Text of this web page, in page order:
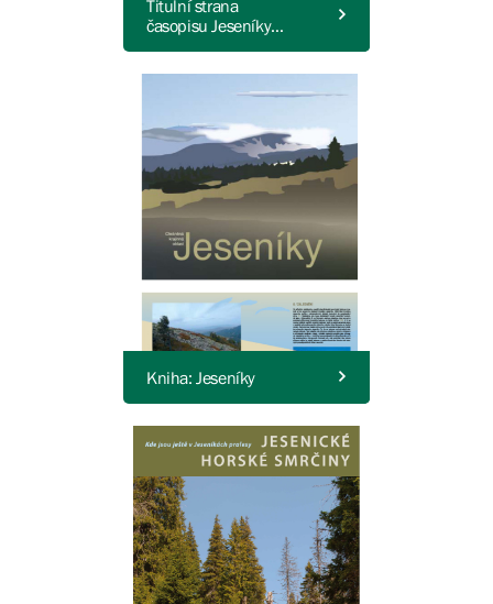
Titulní strana
časopisu Jeseníky
Kniha: Jeseníky